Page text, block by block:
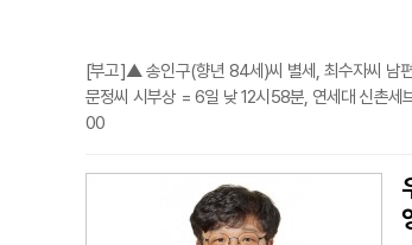
[부고]▲ 송인구(향년 84세)씨 별세, 최수자씨 남편
문정씨 시부상 = 6일 낮 12시58분, 연세대 신촌
00